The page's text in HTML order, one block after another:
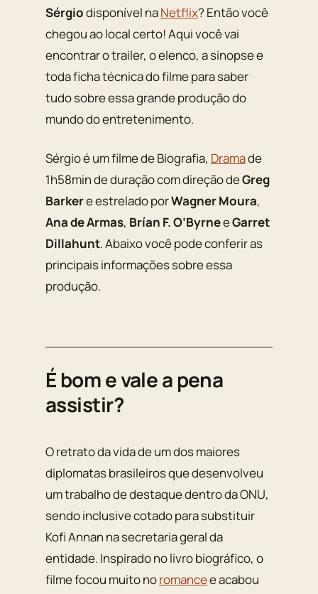
Sérgiodisponível naNetflix? Então você
chegou ao local certo! Aqui você vai
encontrar o trailer, o elenco, a sinopse e
toda ficha técnica do filme para saber
tudo sobre essa grande produção do
mundo do entretenimento.
Sérgio é um filme de Biografia, Dramade
1h58min de duração com direção deGreg
Barkere estrelado porWagner Moura,
Ana de Armas, Brían F. O’ByrneeGarret
Dillahunt. Abaixo você pode conferir as
principais informações sobre essa
produção.
É bom e vale a pena
assistir?
O retrato da vida de um dos maiores
diplomatas brasileiros que desenvolveu
um trabalho de destaque dentro da ONU,
sendo inclusive cotado para substituir
Kofi Annan na secretaria geral da
entidade. Inspirado no livro biográfico, o
filme focou muito noromancee acabou